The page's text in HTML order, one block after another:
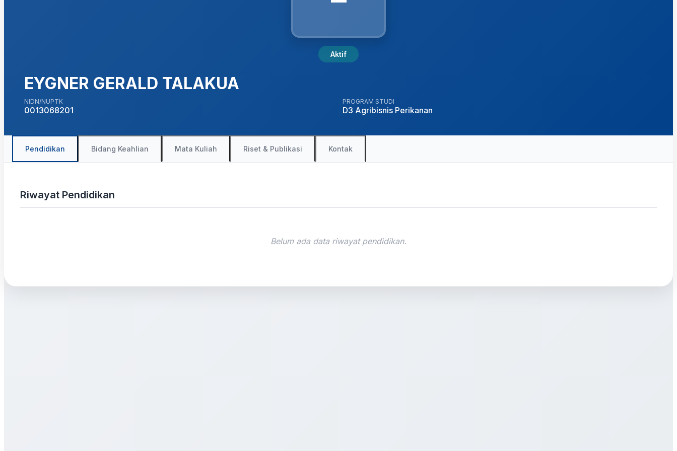
Aktif
EYGNER GERALD TALAKUA
NIDN/NUPTK
0013068201
PROGRAM STUDI
D3 Agribisnis Perikanan
Pendidikan Bidang Keahlian Mata Kuliah Riset & Publikasi Kontak
Riwayat Pendidikan
Belum ada data riwayat pendidikan.